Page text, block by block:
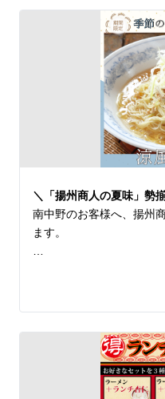
●よだれ鶏＋パクチー
特製ピリ辛タレをまとっ
が引き立て、風味がぐっ
お供にも最強です。
パクチーはおいしさだけ
だカラダに嬉しい健康ハ
キレイもキープしたいあ
パクチストの皆様も、ち
「追いパク」で爽やかな
皆様のご来店を、中国ラ
◆『冷し黒酢麺』1,170
※店舗により販売価格が
本場中国の黒酢と伝統飲
組み合わせた、酸味と旨
は、真っ黒い見た目とは
味と程よい甘みがあり、
に広がります。
白髪ネギ、鶏ひき肉、ザ
種の食材は、重層的な旨
違いなし！
麺)または低糖質麺(+130
酸味と旨味の合わさった
一度ご賞味ください。皆
商人 第二産業南中野店ス
＼「揚州商人の夏味」勢
南中野のお客様へ、揚州
ます。
◆『涼風鶏そば』1,170
※店舗により販売価格が